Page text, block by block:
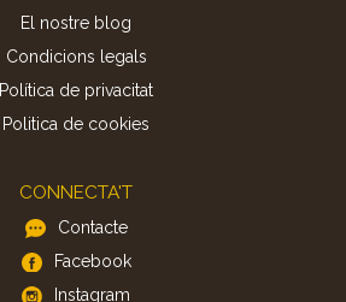
El nostre blog
Condicions legals
Política de privacitat
Politica de cookies
CONNECTA'T
Contacte
Facebook
Instagram